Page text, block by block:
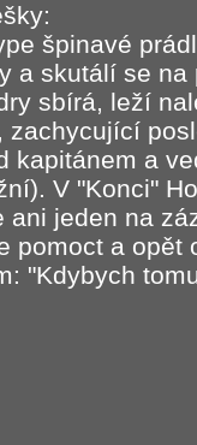
špinavé
a skutálí se
sbírá, leží
zachycující
kapitánem a
V "Konci"
ani jeden na
pomoct a opět
"Kdybych